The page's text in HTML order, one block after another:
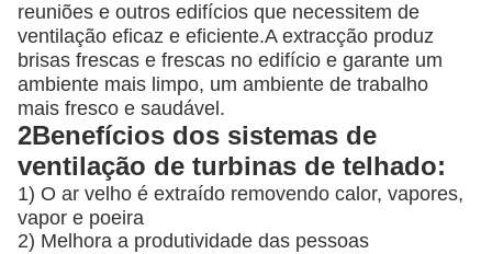
reuniões e outros edifícios que necessitem de
ventilação eficaz e eficiente.A extracção produz
brisas frescas e frescas no edifício e garante um
ambiente mais limpo, um ambiente de trabalho
mais fresco e saudável.
2Benefícios dos sistemas de
ventilação de turbinas de telhado:
1) O ar velho é extraído removendo calor, vapores,
vapor e poeira
2) Melhora a produtividade das pessoas